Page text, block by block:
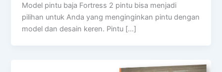
Model pintu baja Fortress 2 pintu bisa menjadi
pilihan untuk Anda yang menginginkan pintu dengan
model dan desain keren. Pintu […]